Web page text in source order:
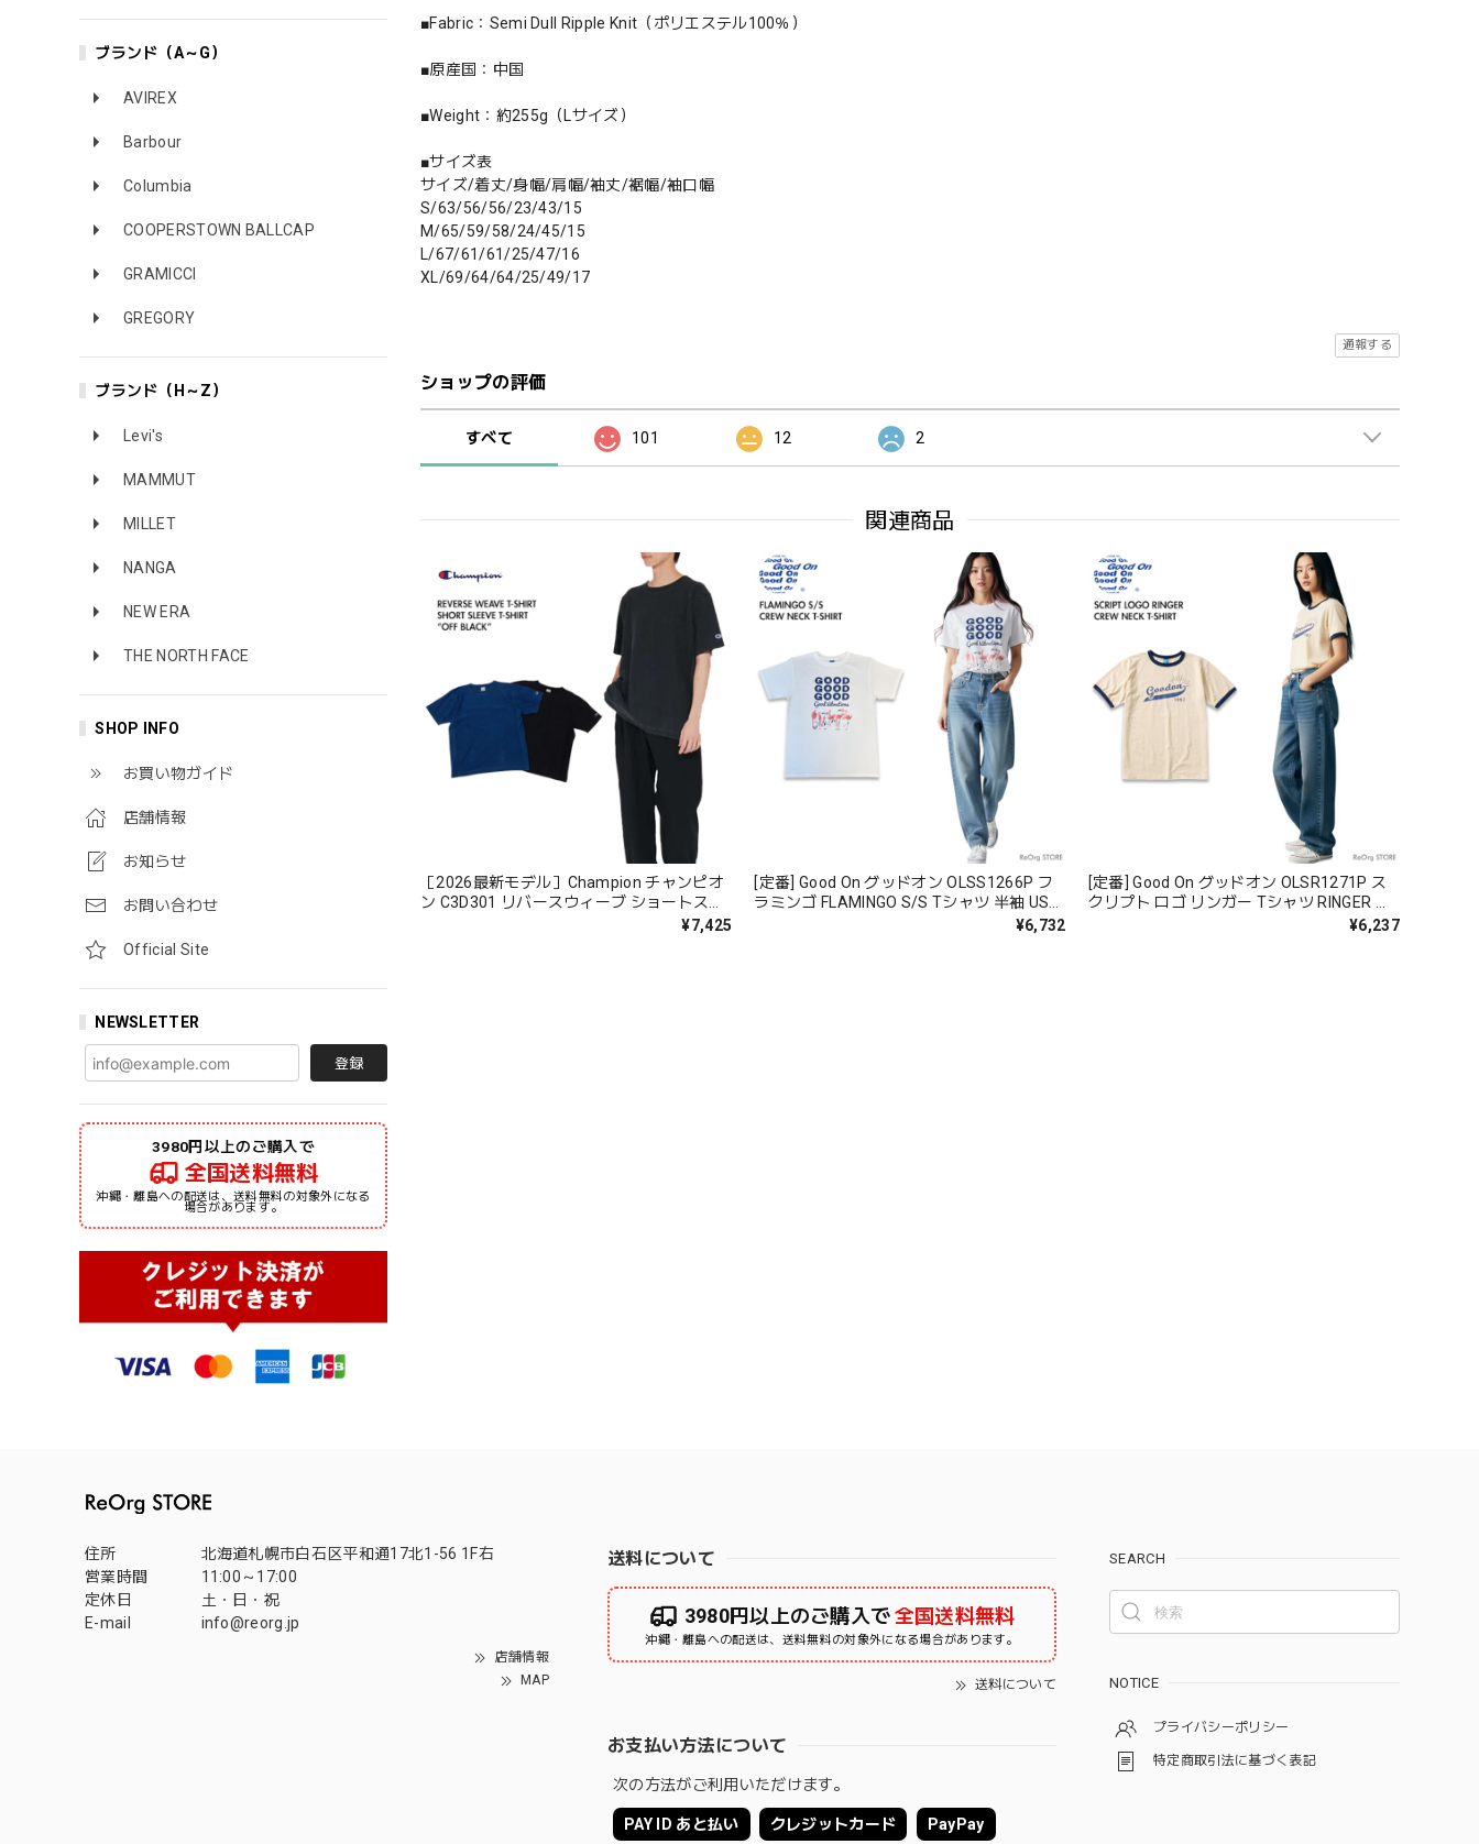
ブランド（A～G）
AVIREX
Barbour
Columbia
COOPERSTOWN BALLCAP
GRAMICCI
GREGORY
ブランド（H～Z）
Levi's
MAMMUT
MILLET
NANGA
NEW ERA
THE NORTH FACE
SHOP INFO
お買い物ガイド
店舗情報
お知らせ
お問い合わせ
Official Site
NEWSLETTER
登録
3980円以上のご購入で
全国送料無料
沖縄・離島への配送は、送料無料の対象外になる
場合があります。
■Fabric：Semi Dull Ripple Knit（ポリエステル100％）
■原産国：中国
■Weight：約255g（Lサイズ）
■サイズ表
サイズ/着丈/身幅/肩幅/袖丈/裾幅/袖口幅
S/63/56/56/23/43/15
M/65/59/58/24/45/15
L/67/61/61/25/47/16
XL/69/64/64/25/49/17
通報する
ショップの評価
すべて 101 12 2
関連商品
［2026最新モデル］Champion チャンピオ
ン C3D301 リバースウィーブ ショートスリ
¥7,425
[定番] Good On グッドオン OLSS1266P フ
ラミンゴ FLAMINGO S/S Tシャツ 半袖 USA
コットン 綿 メンズ レディース ユニセック
¥6,732
[定番] Good On グッドオン OLSR1271P ス
クリプト ロゴ リンガー Tシャツ RINGER 半
¥6,237
住所
北海道札幌市白石区平和通17北1-56 1F右
営業時間
11:00～17:00
定休日
土・日・祝
E-mail
info@reorg.jp
店舗情報
MAP
送料について
3980円以上のご購入で全国送料無料
沖縄・離島への配送は、送料無料の対象外になる場合があります。
送料について
お支払い方法について
次の方法がご利用いただけます。
PAY ID あと払い クレジットカード PayPay
SEARCH
NOTICE
プライバシーポリシー
特定商取引法に基づく表記